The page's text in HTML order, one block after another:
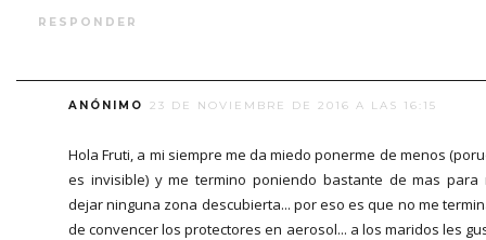
RESPONDER
ANÓNIMO 23 DE NOVIEMBRE DE 2016 A LAS 16:15
Hola Fruti, a mi siempre me da miedo ponerme de menos
es invisible) y me termino poniendo bastante de mas para
dejar ninguna zona descubierta... por eso es que no me
de convencer los protectores en aerosol... a los maridos les